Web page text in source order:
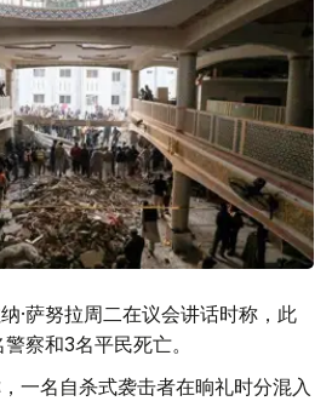
·萨努拉周二在议会讲话时称，此
察和3名平民死亡。
一名自杀式袭击者在晌礼时分混入